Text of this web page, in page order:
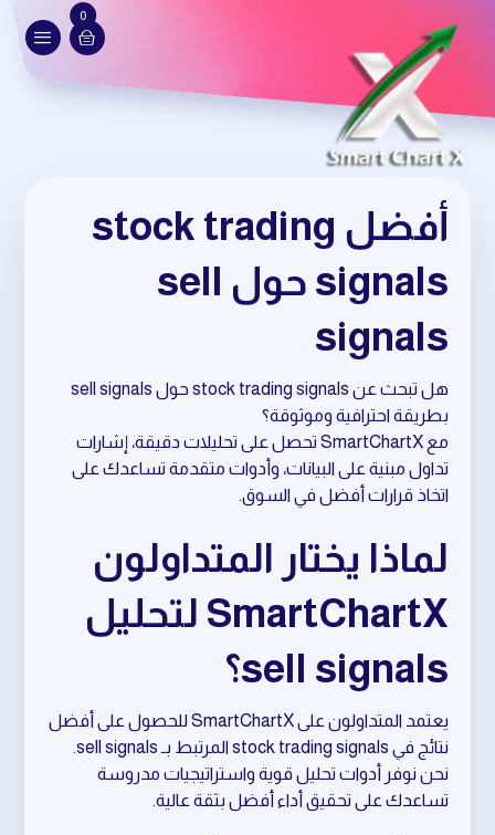
0
أفضل stock trading
signals حول sell
signals
هل تبحث عن stock trading signals حول sell signals
بطريقة احترافية وموثوقة؟
مع SmartChartX تحصل على تحليلات دقيقة، إشارات
تداول مبنية على البيانات، وأدوات متقدمة تساعدك على
اتخاذ قرارات أفضل في السوق.
لماذا يختار المتداولون
SmartChartX لتحليل
sell signals؟
يعتمد المتداولون على SmartChartX للحصول على أفضل
نتائج في stock trading signals المرتبط بـ sell signals.
نحن نوفر أدوات تحليل قوية واستراتيجيات مدروسة
تساعدك على تحقيق أداء أفضل بثقة عالية.